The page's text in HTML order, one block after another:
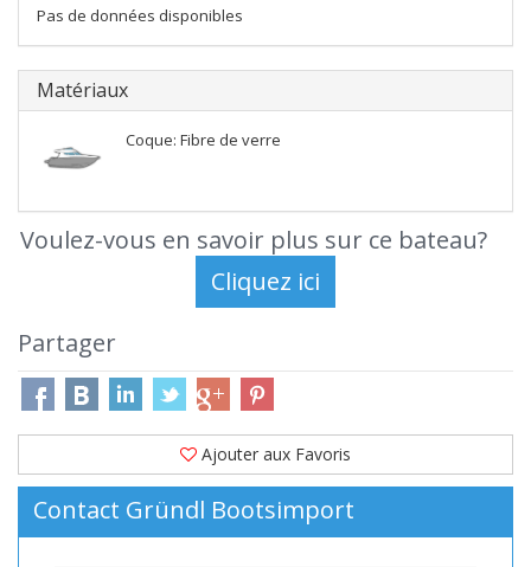
Pas de données disponibles
Matériaux
Coque: Fibre de verre
Voulez-vous en savoir plus sur ce bateau?
Partager
Ajouter aux Favoris
Contact Gründl Bootsimport